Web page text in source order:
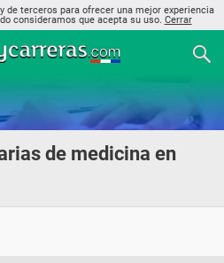
de terceros para ofrecer una mejor experiencia
consideramos que acepta su uso. Cerrar
de medicina en